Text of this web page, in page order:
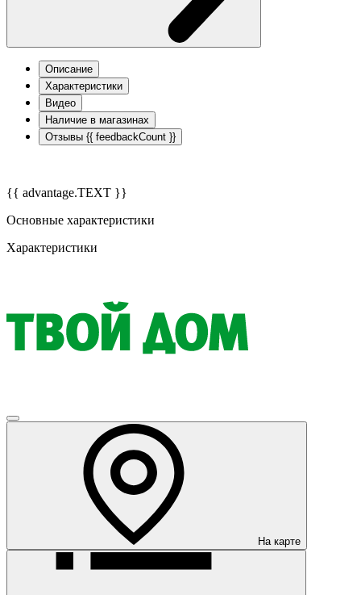
Описание
Характеристики
Видео
Наличие в магазинах
Отзывы {{ feedbackCount }}
{{ advantage.TEXT }}
Основные характеристики
Характеристики
На карте